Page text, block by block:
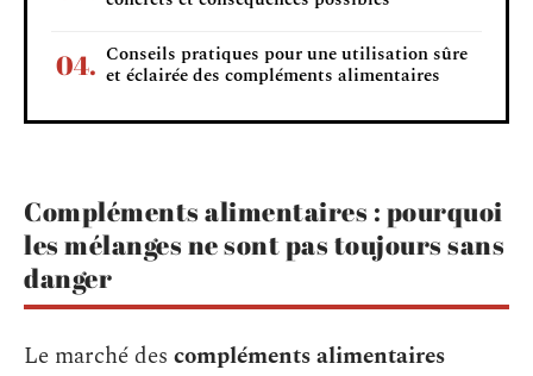
Conseils pratiques pour une utilisation sûre
et éclairée des compléments alimentaires
Compléments alimentaires : pourquoi
les mélanges ne sont pas toujours sans
danger
Le marché des compléments alimentaires